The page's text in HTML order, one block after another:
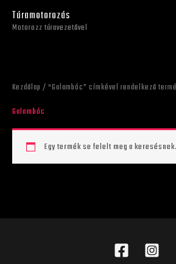
Túramotorozás
Motorozz túravezetővel
Kezdőlap / “Galambóc” címkével rendelkező
Galambóc
Egy termék se felelt meg a keresésnek.